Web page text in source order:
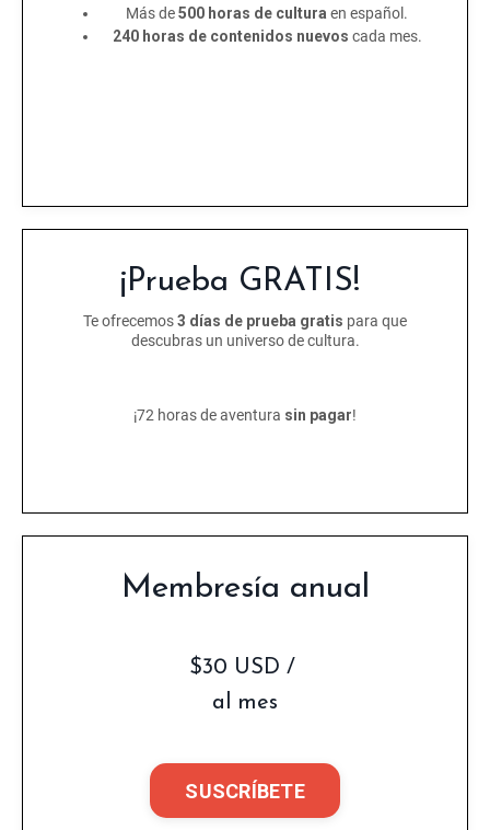
Más de500 horas de cultura en español.
240 horas de contenidos nuevos cada mes.
¡Prueba GRATIS!
Te ofrecemos3 días de prueba gratis para que
descubras un universo de cultura.
¡72 horas de aventura sin pagar!
Membresía anual
$30 USD /
al mes
SUSCRÍBETE